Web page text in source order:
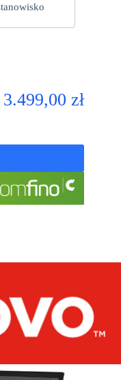
3.499,00 zł